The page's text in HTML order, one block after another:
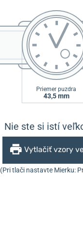
Priemer puzdra
43,5 mm
Nie ste si istí
Vytlačiť vzory
(Pri tlači nastavte Mierku: